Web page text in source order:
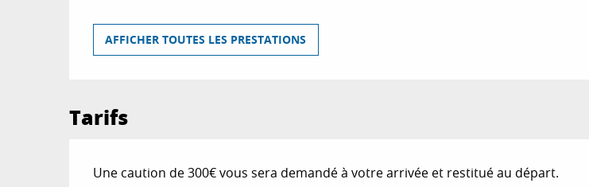
AFFICHER TOUTES LES PRESTATIONS
Tarifs
Une caution de 300€ vous sera demandé à votre arrivée et restitué au départ.